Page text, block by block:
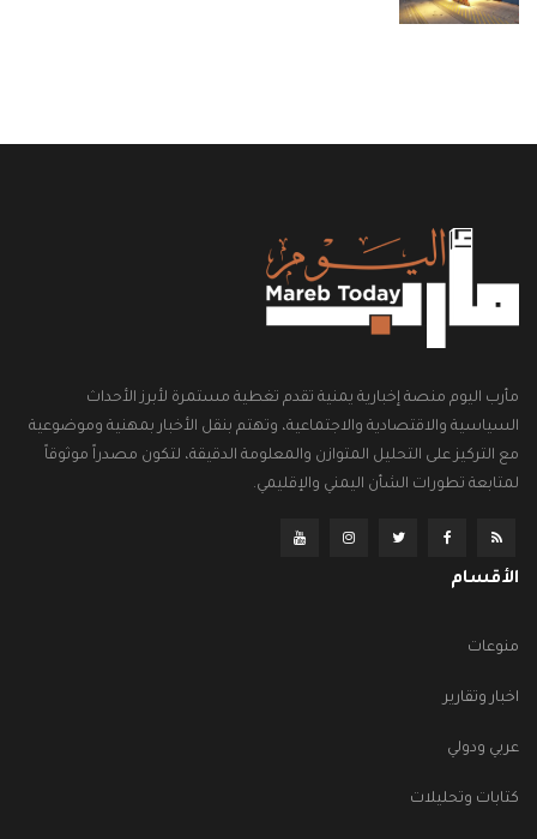
مأرب اليوم منصة إخبارية يمنية تقدم تغطية مستمرة لأبرز الأحداث
السياسية والاقتصادية والاجتماعية، وتهتم بنقل الأخبار بمهنية وموضوعية
مع التركيز على التحليل المتوازن والمعلومة الدقيقة، لتكون مصدراً موثوقاً
لمتابعة تطورات الشأن اليمني والإقليمي.
الأقسام
منوعات
اخبار وتقارير
عربي ودولي
كتابات وتحليلات